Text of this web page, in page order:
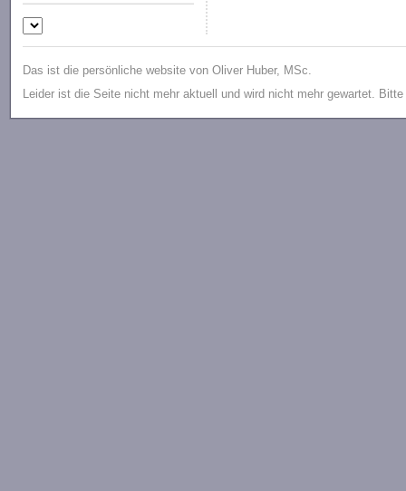
Das ist die persönliche website von Oliver Huber, MSc.
Leider ist die Seite nicht mehr aktuell und wird nicht mehr gewartet.